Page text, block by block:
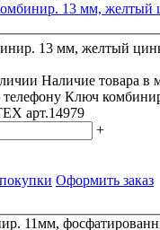
13 мм,
Наличие товара в
телефону Ключ
арт.14979
+
Оформить заказ